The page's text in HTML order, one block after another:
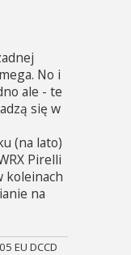
No i
ale - te
się w
(na lato)
Pirelli
koleinach
na
EU DCCD